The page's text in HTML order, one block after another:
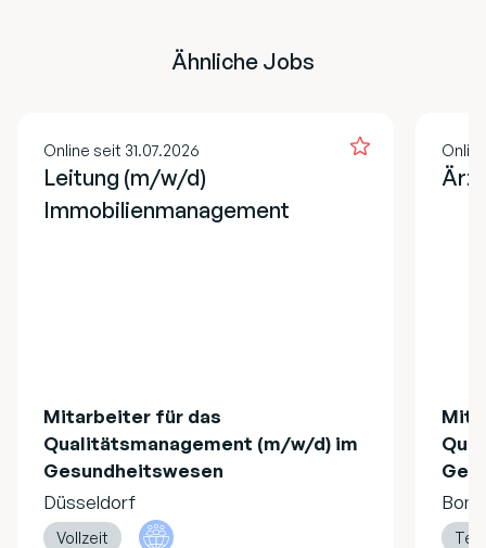
Ähnliche Jobs
Online seit 31.07.2026
Leitung (m/w/d)
Immobilienmanagement
Mitarbeiter für das
Qualitätsmanagement (m/w/d) im
Gesundheitswesen
Düsseldorf
Vollzeit
Bonn